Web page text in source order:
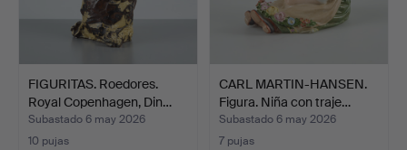
FIGURITAS. Roedores.
Royal Copenhagen, Din…
Subastado 6 may 2026
10 pujas
CARL MARTIN-HANSEN.
Figura. Niña con traje…
Subastado 6 may 2026
7 pujas